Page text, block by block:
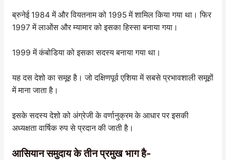
ब्रुनेई 1984 में और वियतनाम को 1995 में शामिल किया गया था। फिर
1997 में लाओंस और म्यामार को इसका हिस्सा बनाया गया।
1999 में कंबोडिया को इसका सदस्य बनाया गया था।
यह दस देशो का समूह है। जो दक्षिणपूर्व एशिया में सबसे प्रभावशाली समूहों
में माना जाता है।
इसके सदस्य देशो को अंग्रेजी के वर्णानुक्रम के आधार पर इसकी
अध्यक्षता वार्षिक रुप से प्रदान की जाती है।
आसियान समुदाय के तीन प्रमुख भाग है-